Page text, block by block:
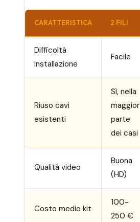
CARATTERISTICA 2 FILI
Difficoltà
installazione
Facile
Riuso cavi
esistenti
Sì, nella
maggior
parte
dei casi
Qualità video
Buona
(HD)
Costo medio kit
100-
250 €